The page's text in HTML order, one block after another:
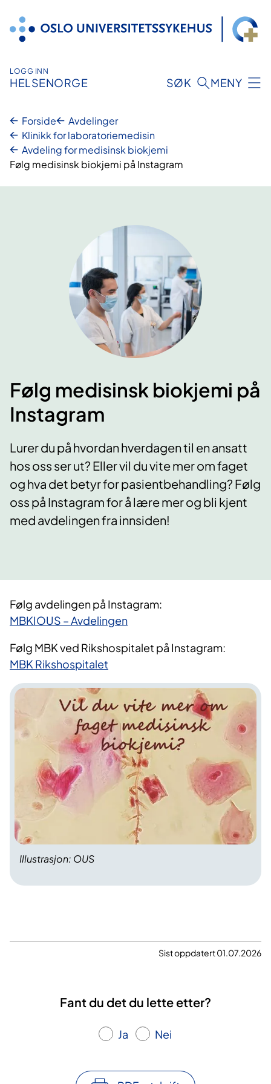
innhold
LOGG INN
HELSENORGE SØK MENY
Forside
Avdelinger
Klinikk for laboratoriemedisin
Avdeling for medisinsk biokjemi
Følg medisinsk biokjemi på Instagram
Følg medisinsk biokjemi på
Instagram
Lurer du på hvordan hverdagen til en ansatt
hos oss ser ut? Eller vil du vite mer om faget
og hva det betyr for pasientbehandling? Følg
oss på Instagram for å lære mer og bli kjent
med avdelingen fra innsiden!
Følg avdelingen på Instagram:
MBKIOUS – Avdelingen
Følg MBK ved Rikshospitalet på Instagram:
MBK Rikshospitalet
Illustrasjon: OUS
Sist oppdatert 01.07.2026
Fant du det du lette etter?
Ja Nei